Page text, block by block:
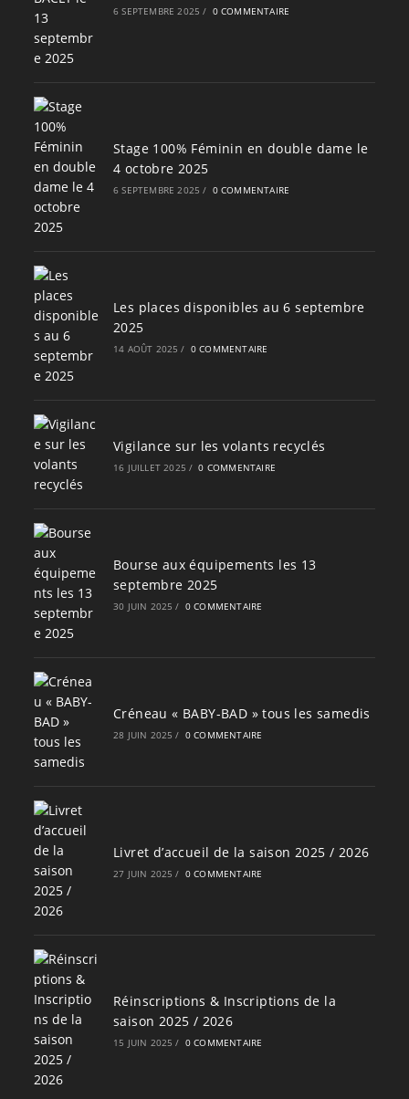
6 SEPTEMBRE 2025 / 0 COMMENTAIRE
Stage 100% Féminin en double dame le
4 octobre 2025
6 SEPTEMBRE 2025 / 0 COMMENTAIRE
Les places disponibles au 6 septembre
2025
14 AOÛT 2025 / 0 COMMENTAIRE
Vigilance sur les volants recyclés
16 JUILLET 2025 / 0 COMMENTAIRE
Bourse aux équipements les 13
septembre 2025
30 JUIN 2025 / 0 COMMENTAIRE
Créneau « BABY-BAD » tous les samedis
28 JUIN 2025 / 0 COMMENTAIRE
Livret d’accueil de la saison 2025 / 2026
27 JUIN 2025 / 0 COMMENTAIRE
Réinscriptions & Inscriptions de la
saison 2025 / 2026
15 JUIN 2025 / 0 COMMENTAIRE